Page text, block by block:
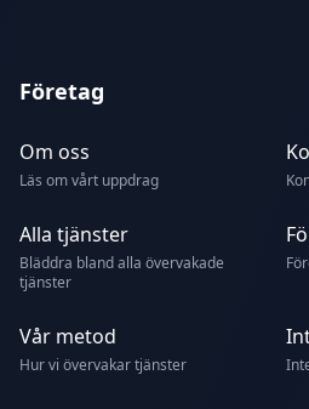
Företag
Om oss
Läs om vårt uppdrag
Alla tjänster
Bläddra bland alla övervakade
tjänster
Vår metod
Hur vi övervakar tjänster